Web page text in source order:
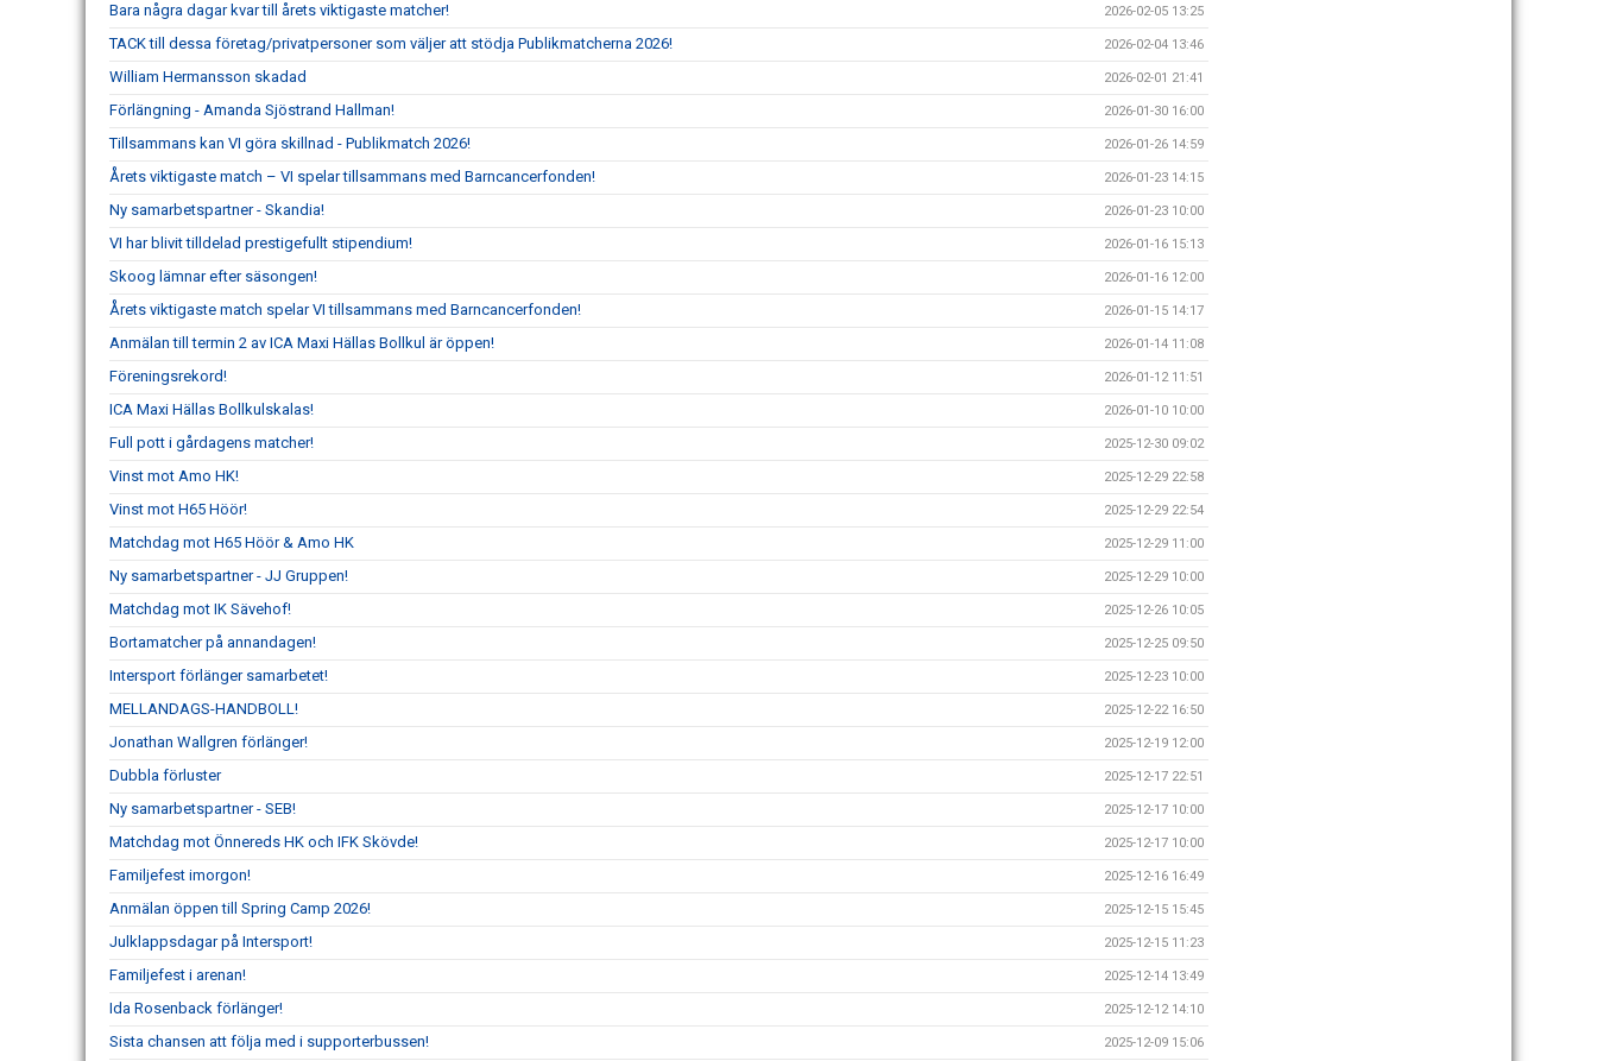
Bara några dagar kvar till årets viktigaste matcher! 2026-02-05 13:25
TACK till dessa företag/privatpersoner som väljer att stödja Publikmatcherna 2026! 2026-02-04 13:46
William Hermansson skadad 2026-02-01 21:41
Förlängning - Amanda Sjöstrand Hallman! 2026-01-30 16:00
Tillsammans kan VI göra skillnad - Publikmatch 2026! 2026-01-26 14:59
Årets viktigaste match – VI spelar tillsammans med Barncancerfonden! 2026-01-23 14:15
Ny samarbetspartner - Skandia! 2026-01-23 10:00
VI har blivit tilldelad prestigefullt stipendium! 2026-01-16 15:13
Skoog lämnar efter säsongen! 2026-01-16 12:00
Årets viktigaste match spelar VI tillsammans med Barncancerfonden! 2026-01-15 14:17
Anmälan till termin 2 av ICA Maxi Hällas Bollkul är öppen! 2026-01-14 11:08
Föreningsrekord! 2026-01-12 11:51
ICA Maxi Hällas Bollkulskalas! 2026-01-10 10:00
Full pott i gårdagens matcher! 2025-12-30 09:02
Vinst mot Amo HK! 2025-12-29 22:58
Vinst mot H65 Höör! 2025-12-29 22:54
Matchdag mot H65 Höör & Amo HK 2025-12-29 11:00
Ny samarbetspartner - JJ Gruppen! 2025-12-29 10:00
Matchdag mot IK Sävehof! 2025-12-26 10:05
Bortamatcher på annandagen! 2025-12-25 09:50
Intersport förlänger samarbetet! 2025-12-23 10:00
MELLANDAGS-HANDBOLL! 2025-12-22 16:50
Jonathan Wallgren förlänger! 2025-12-19 12:00
Dubbla förluster 2025-12-17 22:51
Ny samarbetspartner - SEB! 2025-12-17 10:00
Matchdag mot Önnereds HK och IFK Skövde! 2025-12-17 10:00
Familjefest imorgon! 2025-12-16 16:49
Anmälan öppen till Spring Camp 2026! 2025-12-15 15:45
Julklappsdagar på Intersport! 2025-12-15 11:23
Familjefest i arenan! 2025-12-14 13:49
Ida Rosenback förlänger! 2025-12-12 14:10
Sista chansen att följa med i supporterbussen! 2025-12-09 15:06